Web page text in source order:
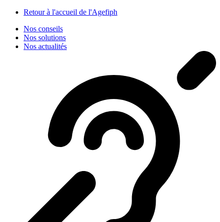
Retour à l'accueil de l'Agefiph
Nos conseils
Nos solutions
Nos actualités